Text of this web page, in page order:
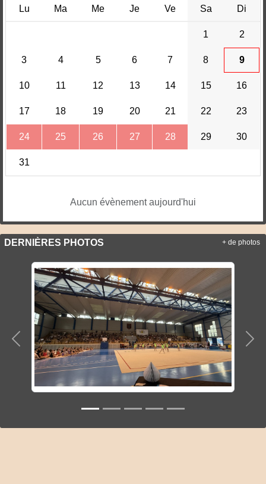
Lu Ma Me Je Ve Sa Di
1 2
3 4 5 6 7 8 9
10 11 12 13 14 15 16
17 18 19 20 21 22 23
24 25 26 27 28 29 30
31
Aucun évènement aujourd'hui
DERNIÈRES PHOTOS
Précedent
+ de photos